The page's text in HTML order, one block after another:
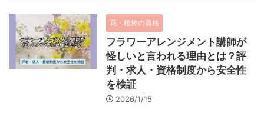
花・植物の資格
フラワーアレンジメント講師が
怪しいと言われる理由とは？評
判・求人・資格制度から安全性
を検証
2026/1/15